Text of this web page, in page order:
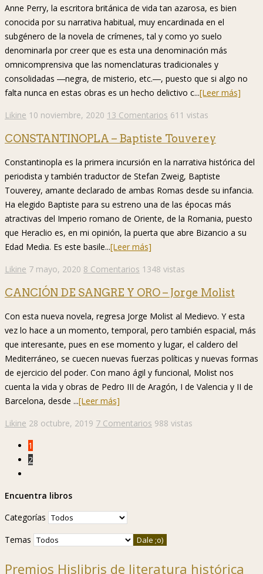
Anne Perry, la escritora británica de vida tan azarosa, es bien
conocida por su narrativa habitual, muy encardinada en el
subgénero de la novela de crímenes, tal y como yo suelo
denominarla por creer que es esta una denominación más
omnicomprensiva que las nomenclaturas tradicionales y
consolidadas ―negra, de misterio, etc.―, puesto que si algo no
falta nunca en estas obras es un hecho delictivo c...[Leer más]
Likine 10 noviembre, 2020 13 Comentarios 611 vistas
CONSTANTINOPLA – Baptiste Touverey
Constantinopla es la primera incursión en la narrativa histórica del
periodista y también traductor de Stefan Zweig, Baptiste
Touverey, amante declarado de ambas Romas desde su infancia.
Ha elegido Baptiste para su estreno una de las épocas más
atractivas del Imperio romano de Oriente, de la Romania, puesto
que Heraclio es, en mi opinión, la puerta que abre Bizancio a su
Edad Media. Es este basile...[Leer más]
Likine 7 mayo, 2020 8 Comentarios 1348 vistas
CANCIÓN DE SANGRE Y ORO – Jorge Molist
Con esta nueva novela, regresa Jorge Molist al Medievo. Y esta
vez lo hace a un momento, temporal, pero también espacial, más
que interesante, pues en ese momento y lugar, el caldero del
Mediterráneo, se cuecen nuevas fuerzas políticas y nuevas formas
de ejercicio del poder. Con mano ágil y funcional, Molist nos
cuenta la vida y obras de Pedro III de Aragón, I de Valencia y II de
Barcelona, desde ...[Leer más]
Likine 28 octubre, 2019 7 Comentarios 988 vistas
1
2
Encuentra libros
Categorías
Temas
Premios Hislibris de literatura histórica